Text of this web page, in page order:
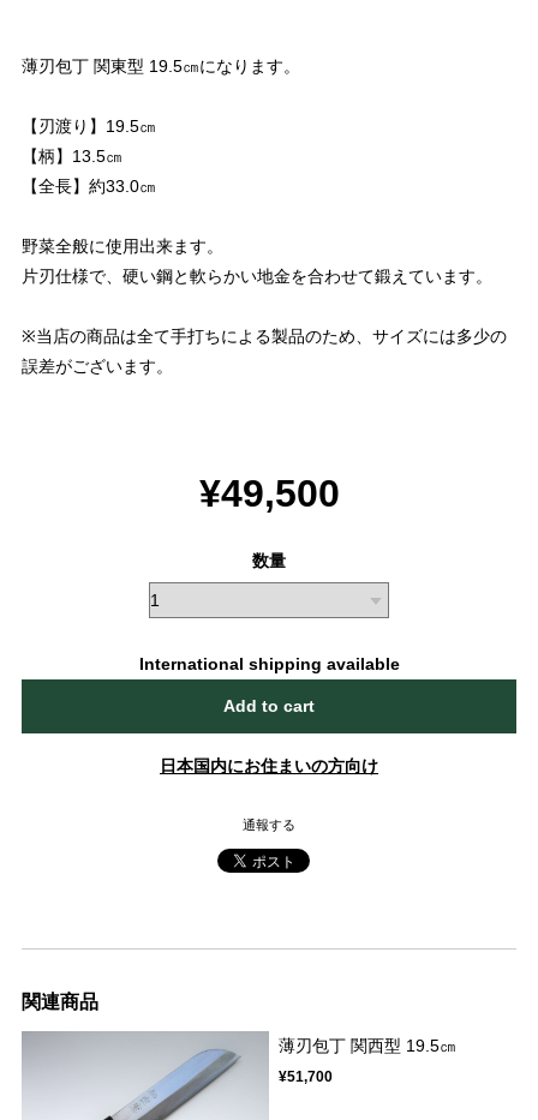
薄刃包丁 関東型 19.5㎝になります。
【刃渡り】19.5㎝
【柄】13.5㎝
【全長】約33.0㎝
野菜全般に使用出来ます。
片刃仕様で、硬い鋼と軟らかい地金を合わせて鍛えています。
※当店の商品は全て手打ちによる製品のため、サイズには多少の
誤差がございます。
¥49,500
数量
International shipping available
Add to cart
日本国内にお住まいの方向け
通報する
関連商品
薄刃包丁 関西型 19.5㎝
¥51,700